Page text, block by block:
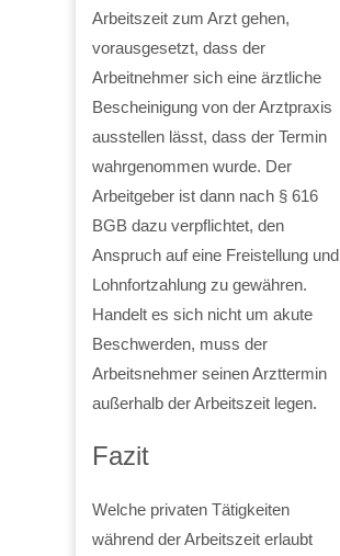
Arbeitszeit zum Arzt gehen,
vorausgesetzt, dass der
Arbeitnehmer sich eine ärztliche
Bescheinigung von der Arztpraxis
ausstellen lässt, dass der Termin
wahrgenommen wurde. Der
Arbeitgeber ist dann nach § 616
BGB dazu verpflichtet, den
Anspruch auf eine Freistellung und
Lohnfortzahlung zu gewähren.
Handelt es sich nicht um akute
Beschwerden, muss der
Arbeitsnehmer seinen Arzttermin
außerhalb der Arbeitszeit legen.
Fazit
Welche privaten Tätigkeiten
während der Arbeitszeit erlaubt